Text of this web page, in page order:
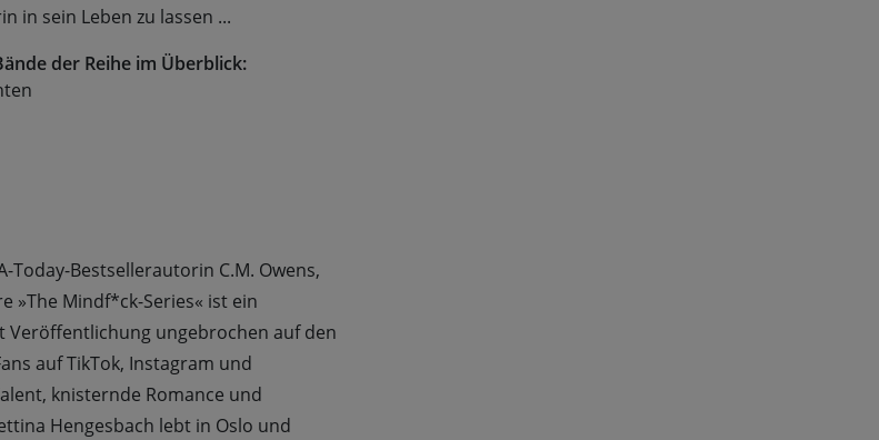
in sein Leben zu lassen ...
der Reihe im Überblick:
Today-Bestsellerautorin C.M. Owens,
»The Mindf*ck-Series« ist ein
ungebrochen auf den
auf TikTok, Instagram und
knisternde Romance und
Hengesbach lebt in Oslo und